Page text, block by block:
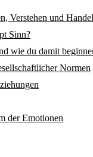
Verstehen und
Sinn?
wie du damit
Normen
der Emotionen